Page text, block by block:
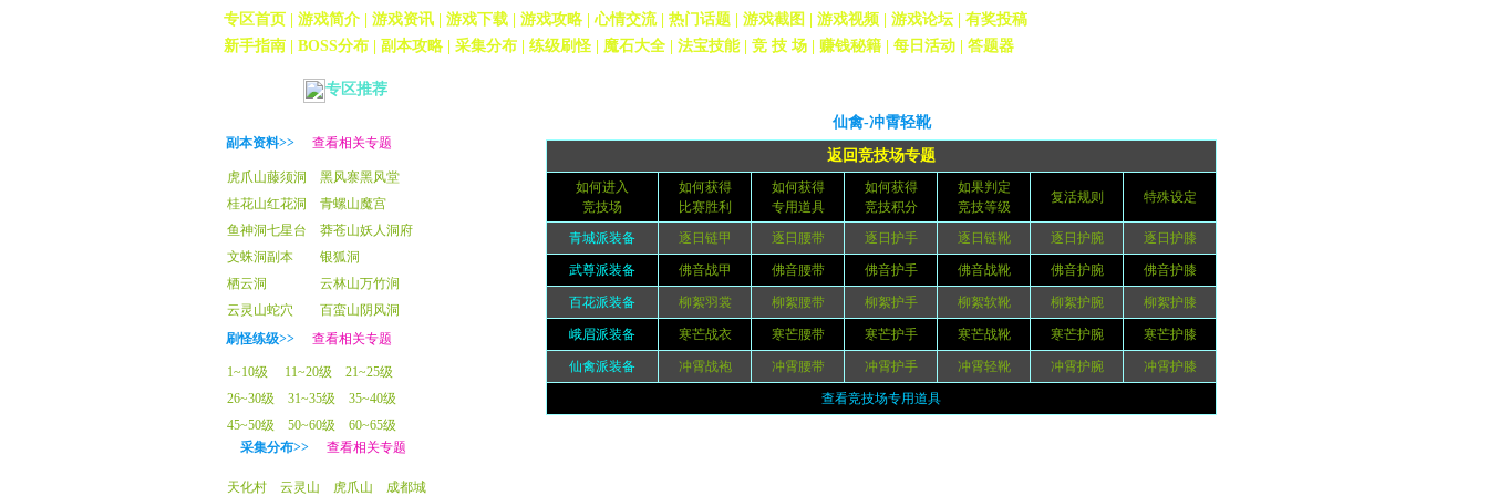
专区首页 | 游戏简介 | 游戏资讯 游戏下载 游戏攻略 心情交流| 热门话题 游戏截图 游戏视频 游戏论坛| 有奖投稿
新手指南
BOSS分布 副本攻略 采集分布 练级刷怪 魔石大全 法宝技能| 竞 技 场 | 赚钱秘籍 | 每日活动 答题器
专区推荐
副本资料>> 查看相关专题
虎爪山藤须洞
黑风寨黑风堂
桂花山红花洞
青螺山魔宫
鱼神洞七星台
莽苍山妖人洞府
文蛛洞副本
银狐洞
栖云洞
云林山万竹涧
云灵山蛇穴
百蛮山阴风洞
刷怪练级>>
查看相关专题
1~10级 11~20级
21~25级
26~30级
31~35级
35~40级
45~50级
50~60级
60~65级
采集分布>>
查看相关专题
天化村 云灵山 虎爪山
成都城
仙禽-冲霄轻靴
返回竞技场专题
如何进入
竞技场
如何获得
比赛胜利
如何获得
专用道具
如何获得
竞技积分
如果判定
竞技等级
复活规则 特殊设定
青城派装备 逐日链甲 逐日腰带 逐日护手 逐日链靴 逐日护腕 逐日护膝
武尊派装备 佛音战甲 佛音腰带 佛音护手 佛音战靴 佛音护腕 佛音护膝
百花派装备 柳絮羽裳 柳絮腰带 柳絮护手 柳絮软靴 柳絮护腕 柳絮护膝
峨眉派装备 寒芒战衣 寒芒腰带 寒芒护手 寒芒战靴 寒芒护腕 寒芒护膝
仙禽派装备 冲霄战袍 冲霄腰带 冲霄护手 冲霄轻靴 冲霄护腕 冲霄护膝
查看竞技场专用道具